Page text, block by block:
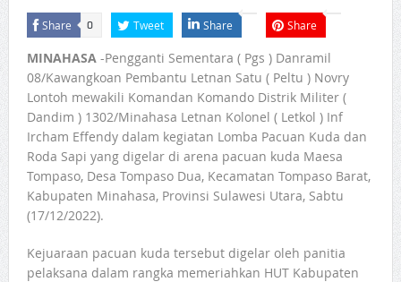
Share 0 Tweet Share Share
MINAHASA -Pengganti Sementara ( Pgs ) Danramil
08/Kawangkoan Pembantu Letnan Satu ( Peltu ) Novry
Lontoh mewakili Komandan Komando Distrik Militer (
Dandim ) 1302/Minahasa Letnan Kolonel ( Letkol ) Inf
Ircham Effendy dalam kegiatan Lomba Pacuan Kuda dan
Roda Sapi yang digelar di arena pacuan kuda Maesa
Tompaso, Desa Tompaso Dua, Kecamatan Tompaso Barat,
Kabupaten Minahasa, Provinsi Sulawesi Utara, Sabtu
(17/12/2022).
Kejuaraan pacuan kuda tersebut digelar oleh panitia
pelaksana dalam rangka memeriahkan HUT Kabupaten